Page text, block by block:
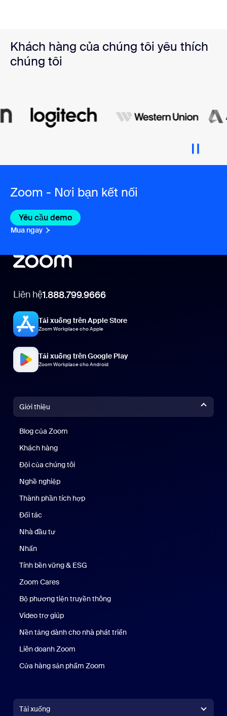
Khách hàng của chúng tôi yêu thích
chúng tôi
Zoom - Nơi bạn kết nối
Yêu cầu demo
Mua ngay
Liên hệ1.888.799.9666
Tải xuống trên Apple Store
Zoom Workplace cho Apple
Tải xuống trên Google Play
Zoom Workplace cho Android
Giới thiệu
Blog của Zoom
Khách hàng
Đội của chúng tôi
Nghề nghiệp
Thành phần tích hợp
Đối tác
Nhà đầu tư
Nhấn
Tính bền vững & ESG
Zoom Cares
Bộ phương tiện truyền thông
Video trợ giúp
Nền tảng dành cho nhà phát triển
Liên doanh Zoom
Cửa hàng sản phẩm Zoom
Tải xuống